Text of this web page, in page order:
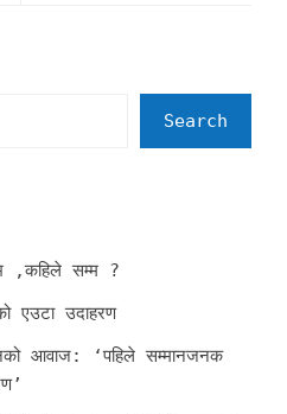
Search
,कहिले सम्म ?
एउटा उदाहरण
आवाज: ‘पहिले सम्मानजनक